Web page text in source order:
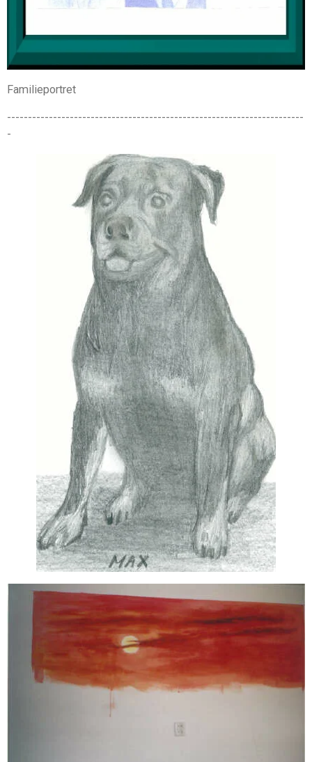
Familieportret
-----------------------------------------------------------------------
-